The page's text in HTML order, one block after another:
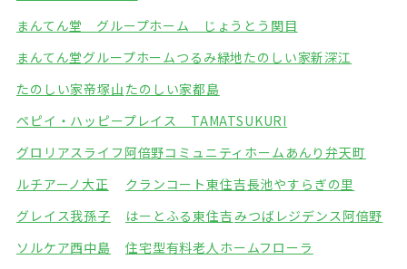
まんてん堂 グループホーム じょうとう関目
まんてん堂グループホームつるみ緑地たのしい家新深江
たのしい家帝塚山 たのしい家都島
ペピイ・ハッピープレイス TAMATSUKURI
グロリアスライフ阿倍野コミュニティホームあんり弁天町
ルチアーノ大正
クランコート東住吉長池やすらぎの里
グレイス我孫子
はーとふる東住吉 みつばレジデンス阿倍野
ソルケア西中島
住宅型有料老人ホームフローラ